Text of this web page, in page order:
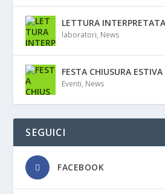
LETTURA INTERPRETATA
laboratori, News
FESTA CHIUSURA
Eventi, News
SEGUICI
FACEBOOK